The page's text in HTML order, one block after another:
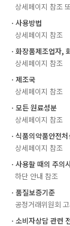
상세페이지 참조
ㆍ사용방법
상세페이지 참조
ㆍ화장품제조업자,
상세페이지 참조
ㆍ제조국
상세페이지 참조
ㆍ모든 원료성분
상세페이지 참조
ㆍ식품의약품안전
상세페이지 참조
ㆍ사용할 때의 주의
하단 안내 참조
ㆍ품질보증기준
공정거래위원회
ㆍ소비자상담 관련